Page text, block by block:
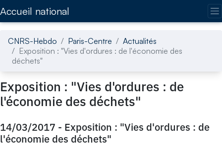
Accueil national
CNRS-Hebdo Paris-Centre
Actualités
Exposition : "Vies d'ordures : de l'économie des
déchets"
Exposition : "Vies d'ordures : de
l'économie des déchets"
14/03/2017 - Exposition : "Vies d'ordures : de
l'économie des déchets"